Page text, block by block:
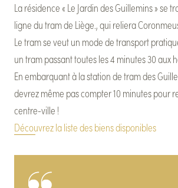
Larésidence« Le JardindesGuillemins»se
lignedutramde Liège.,qui reliera
Letramseveutun modedetransport
untrampassanttoutesles4 minutes30aux
Enembarquantàlastationdetramdes
devrezmême pascompter10 minutespour
centre-ville !
Découvrezlalistedesbiensdisponibles